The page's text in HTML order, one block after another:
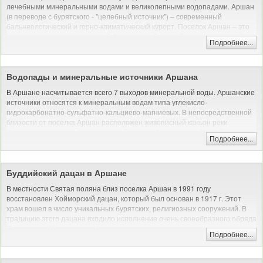
лечебными минеральными водами и великолепными водопадами. Аршан
(в переводе с бурятского - "целебный источник") – современный
бальнеологический и горно-климатический курорт. Поселок Аршан – это
роскошная природа предгорий Саян, чистый горный воздух, сосновый
Подробнее...
Водопады и минеральные источники Аршана
В Аршане насчитывается всего 7 выходов минеральной воды. Аршанские
источники относятся к минеральным водам типа углекисло-
гидрокарбонатно-сульфатно-кальциево-магниевых. В непосредственной
близости от поселка Аршан расположен живописный каньон реки
Кынгарга, по левому берегу которой идет набитая тропа. По ней от
поселка можно дойти до череды горных водопадов высотой от 6 до 10
метров.
Хайкинг: пеший поход без рюкзака
Подробнее...
Буддийский дацан в Аршане
В местности Святая поляна близ поселка Аршан в 1991 году
восстановлен Хойморский дацан, который был основан в 1917 г. Этот
храм вошел в число уникальных бурятских, религиозных сооружений. В
традицию этого дацана входило исполнение очень своеобразного обряда
Поклонение Чингис-хану. На территории, где расположен дацан, растут
величественные кедры. Они используются для загадывания желаний,
которые обычно сбываются.
Подробнее...